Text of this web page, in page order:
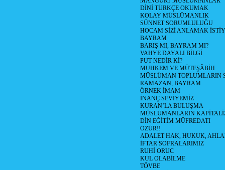
DİNİ TÜRKÇE OKUMAK
KOLAY MÜSLÜMANLIK
SÜNNET SORUMLULUĞU
HOCAM SİZİ ANLAMAK
BAYRAM
BARIŞ MI, BAYRAM MI?
VAHYE DAYALI BİLGİ
PUT NEDİR Kİ?
MUHKEM VE MÜTEŞÂBİH
MÜSLÜMAN TOPLUMLARIN
RAMAZAN, BAYRAM
ÖRNEK İMAM
İNANÇ SEVİYEMİZ
KURAN’LA BULUŞMA
MÜSLÜMANLARIN
DİN EĞİTİM MÜFREDATI
ÖZÜR!!
ADALET HAK, HUKUK,
İFTAR SOFRALARIMIZ
RUHİ ORUC
KUL OLABİLME
TÖVBE